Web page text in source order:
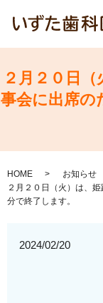
２月２０日
事会に出席の
HOME
お知らせ
２月２０日（火）は、
分で終了します。
2024/02/20